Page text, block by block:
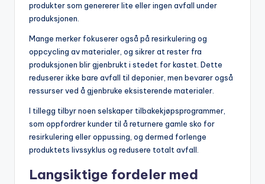
produkter som genererer lite eller ingen avfall under
produksjonen.
Mange merker fokuserer også på resirkulering og
oppcycling av materialer, og sikrer at rester fra
produksjonen blir gjenbrukt i stedet for kastet. Dette
reduserer ikke bare avfall til deponier, men bevarer også
ressurser ved å gjenbruke eksisterende materialer.
I tillegg tilbyr noen selskaper tilbakekjøpsprogrammer,
som oppfordrer kunder til å returnere gamle sko for
resirkulering eller oppussing, og dermed forlenge
produktets livssyklus og redusere totalt avfall.
Langsiktige fordeler med